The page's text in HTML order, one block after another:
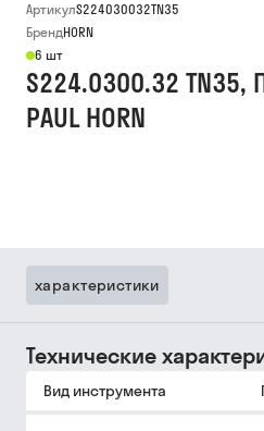
АртикулS224030032TN35
БрендHORN
6 шт
S224.0300.32 TN35,
PAUL HORN
характеристики
Технические
Вид инструмента